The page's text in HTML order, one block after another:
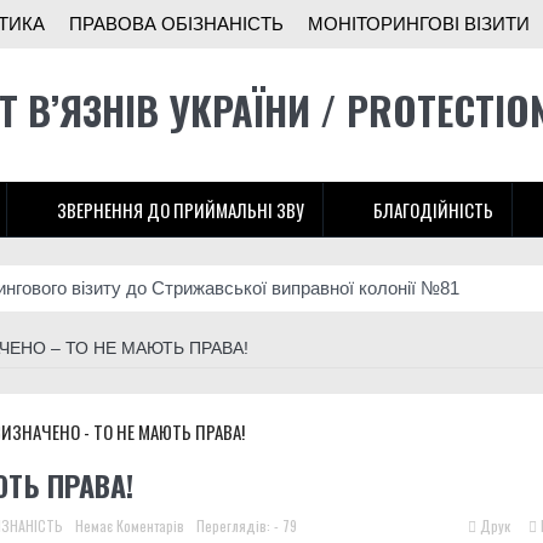
ПРАВОВА ОБІЗНАНІСТЬ МОНІТОРИНГОВІ ВІЗИТИ
В’ЯЗНІВ УКРАЇНИ /
ЗВЕРНЕННЯ ДО ПРИЙМАЛЬНІ ЗВУ БЛАГОДІЙНІСТЬ
візиту до Стрижавської виправної колонії №81
у тюрмі”: історія бійця 3-ї штурмової
візиту до Літинської виправної колонії №123
українців, хтось, за версією слідства, заробляв на
– ТО НЕ МАЮТЬ ПРАВА!
ПРАВА!
Немає Коментарів Переглядів: - 79 Друк